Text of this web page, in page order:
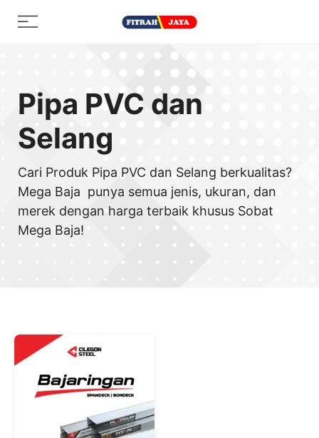
Menu
Pipa PVC dan
Selang
Cari Produk Pipa PVC dan Selang berkualitas?
Mega Baja punya semua jenis, ukuran, dan
merek dengan harga terbaik khusus Sobat
Mega Baja!